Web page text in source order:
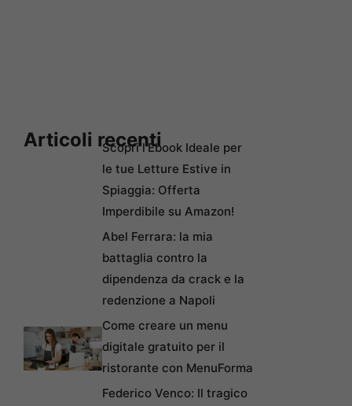
Articoli recentiScopri l’Ebook Ideale per
le tue Letture Estive in
Spiaggia: Offerta
Imperdibile su Amazon!
Abel Ferrara: la mia
battaglia contro la
dipendenza da crack e la
redenzione a Napoli
Come creare un menu
digitale gratuito per il
ristorante con MenuForma
Federico Venco: Il tragico